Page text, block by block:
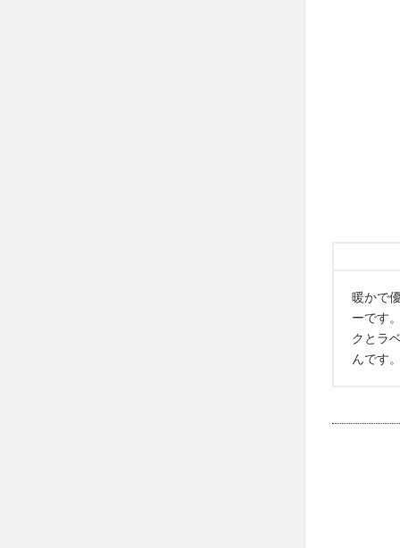
暖かで
ーです
クとラ
んです。